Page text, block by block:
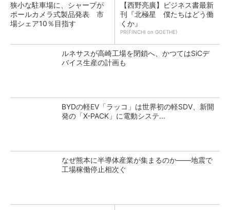
狭小な駐車場に、シャープが
ポールカメラ式製品発表 市
場シェア10％目指す
【西野亮廣】ビジネス書最新
刊『北極星 僕たちはどう働
くか』
PR(FINCHI on GOETHE)
ルネサスが高崎工場を閉鎖へ、かつてはSiCデ
バイス生産の計画も
BYDの軽EV「ラッコ」は世界初の軽SDV、新開
発の「X-PACK」に電動システ...
なぜ熊本に半導体産業が集まるのか――地震で
工場稼働停止相次ぐ